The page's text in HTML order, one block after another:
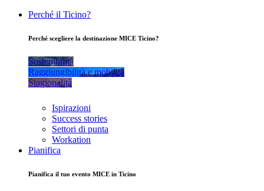
Perché il Ticino?
Perché scegliere la destinazione MICE Ticino?
Sostenibilità
Raggiungibilità e mobilità
Stagionalità
Ispirazioni
Success stories
Settori di punta
Workation
Pianifica
Pianifica il tuo evento MICE in Ticino